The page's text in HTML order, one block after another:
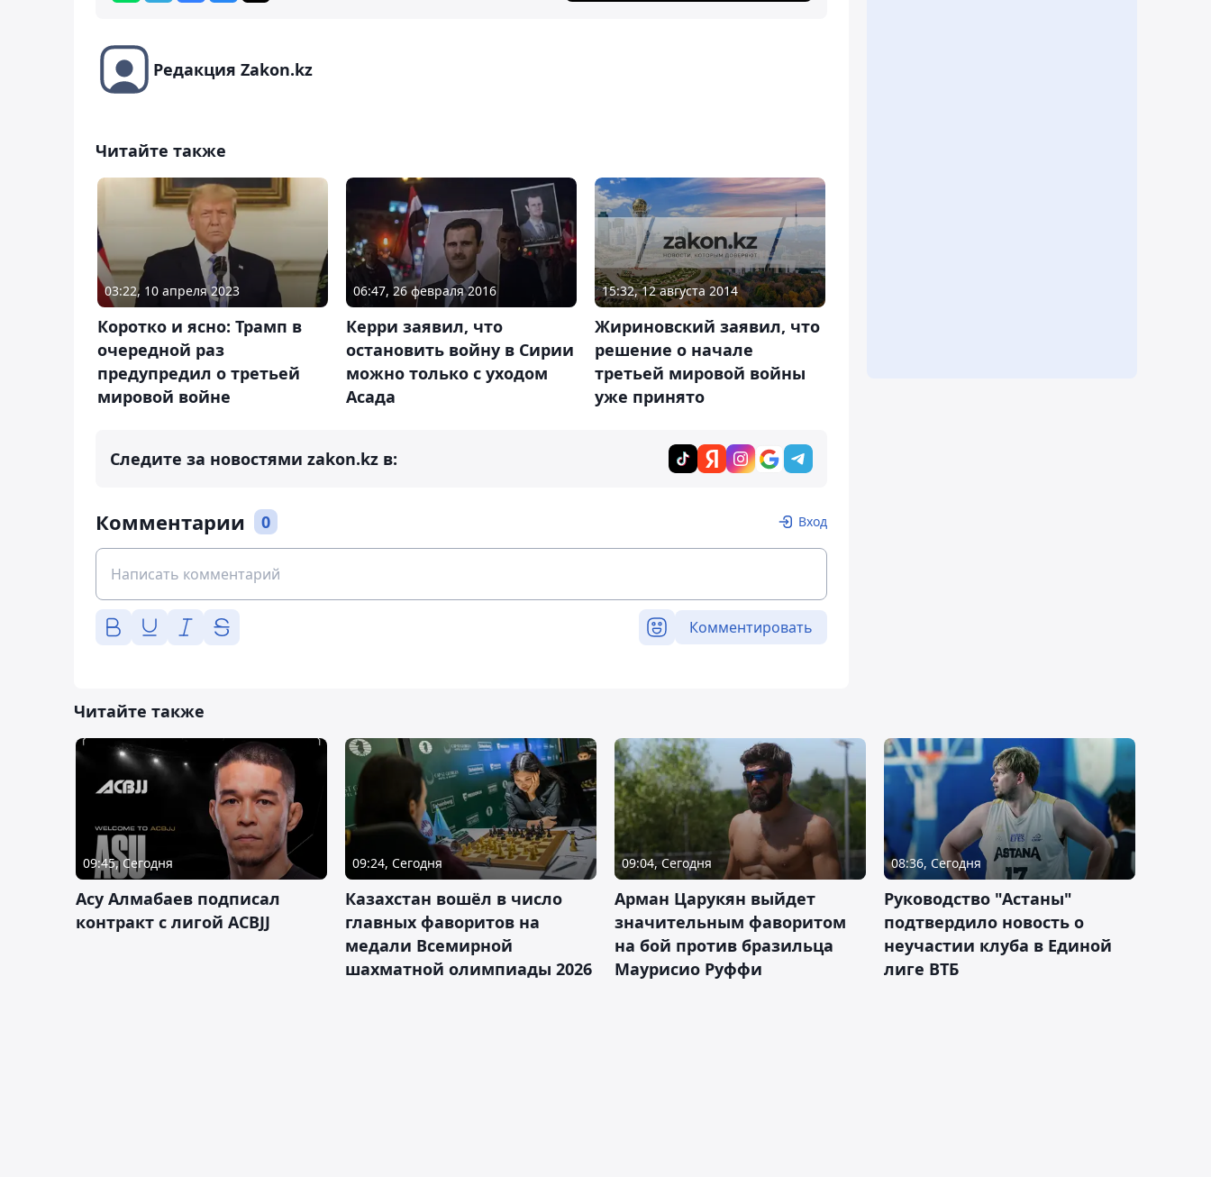
Редакция Zakon.kz
Читайте также
03:22, 10 апреля 2023
Коротко и ясно: Трамп в
очередной раз
предупредил о третьей
мировой войне
06:47, 26 февраля 2016
Керри заявил, что
остановить войну в Сирии
можно только с уходом
Асада
15:32, 12 августа 2014
Жириновский заявил, что
решение о начале
третьей мировой войны
уже принято
Следите за новостями zakon.kz в:
Комментарии 0 Вход
Комментировать
Читайте также
09:45, Сегодня
Асу Алмабаев подписал
контракт с лигой ACBJJ
09:24, Сегодня
Казахстан вошёл в число
главных фаворитов на
медали Всемирной
шахматной олимпиады 2026
09:04, Сегодня
Арман Царукян выйдет
значительным фаворитом
на бой против бразильца
Маурисио Руффи
08:36, Сегодня
Руководство "Астаны"
подтвердило новость о
неучастии клуба в Единой
лиге ВТБ